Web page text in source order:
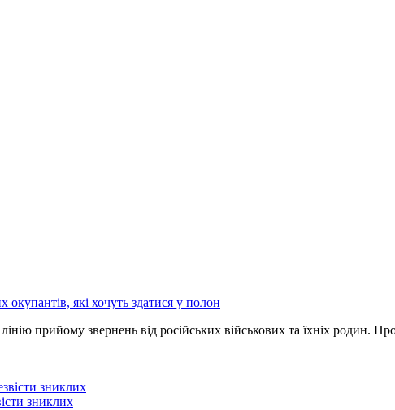
окупантів, які хочуть здатися у полон
прийому звернень від російських військових та їхніх родин.
зниклих